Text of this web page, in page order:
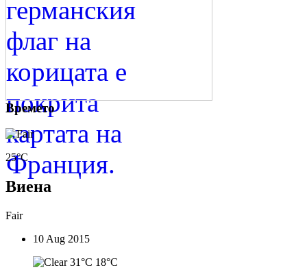
Времето
25°C
Виена
Fair
10 Aug 2015
31°C 18°C